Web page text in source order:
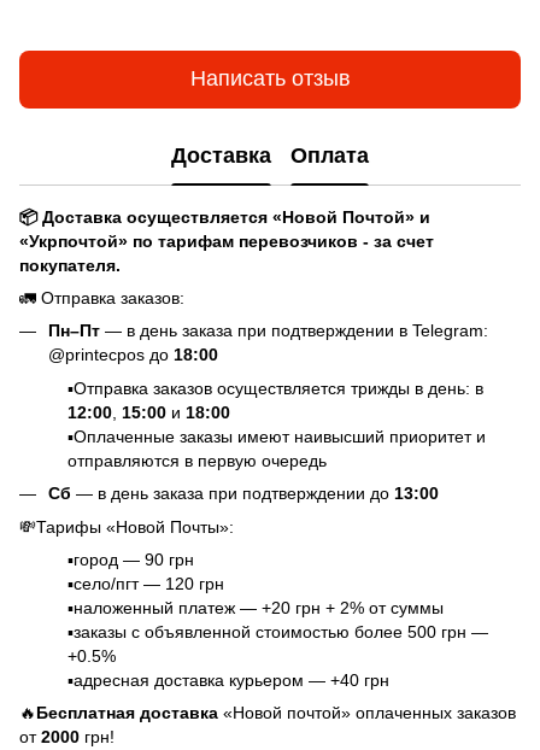
Написать отзыв
Доставка Оплата
📦 Доставка осуществляется «Новой Почтой» и
«Укрпочтой» по тарифам перевозчиков - за счет
покупателя.
🚛 Отправка заказов:
Пн–Пт — в день заказа при подтверждении в Telegram:
@printecpos до 18:00
▪️Отправка заказов осуществляется трижды в день: в
12:00 15:00 и 18:00
▪️Оплаченные заказы имеют наивысший приоритет и
отправляются в первую очередь
Сб — в день заказа при подтверждении до 13:00
💸Тарифы «Новой Почты»:
▪️город — 90 грн
▪️село/пгт — 120 грн
▪️наложенный платеж — +20 грн + 2% от суммы
▪️заказы с объявленной стоимостью более 500 грн —
+0.5%
▪️адресная доставка курьером — +40 грн
🔥Бесплатная доставка «Новой почтой» оплаченных заказов
от2000 грн!